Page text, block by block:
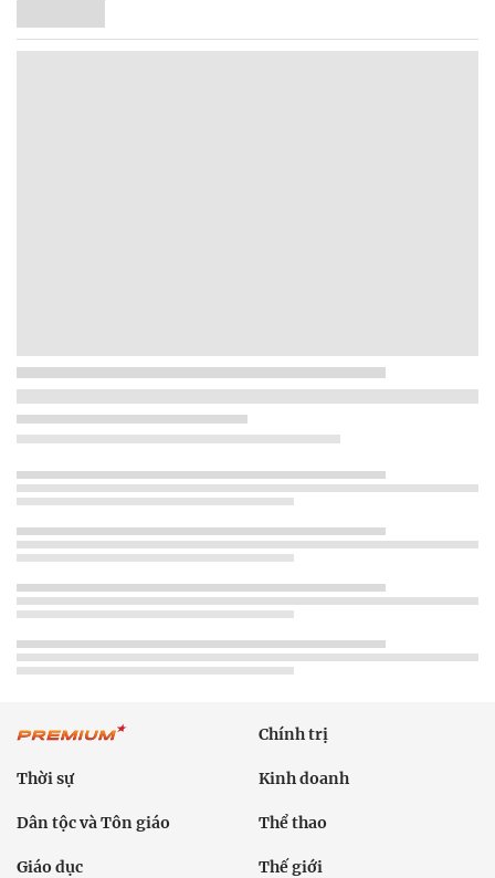
Chính trị
Thời sự Kinh doanh
Dân tộc và Tôn giáo Thể thao
Giáo dục Thế giới